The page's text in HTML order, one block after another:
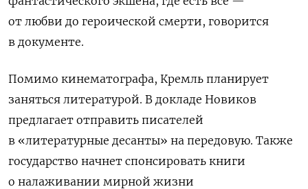
от любви до героической смерти, говорится
в документе.
Помимо кинематографа, Кремль планирует
заняться литературой. В докладе Новиков
предлагает отправить писателей
в «литературные десанты» на передовую. Также
государство начнет спонсировать книги
о налаживании мирной жизни